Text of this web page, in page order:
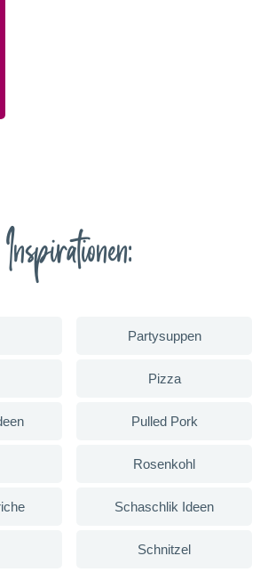
Inspirationen:
Partysuppen
Pizza
Pulled Pork
Rosenkohl
Schaschlik Ideen
Schnitzel